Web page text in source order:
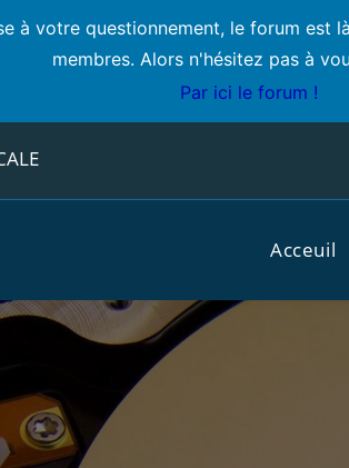
à votre questionnement, le forum est
membres. Alors n'hésitez pas à
Par ici le forum !
Acceuil